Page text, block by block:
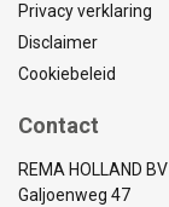
Privacy verklaring
Disclaimer
Cookiebeleid
Contact
REMA HOLLAND BV
Galjoenweg 47